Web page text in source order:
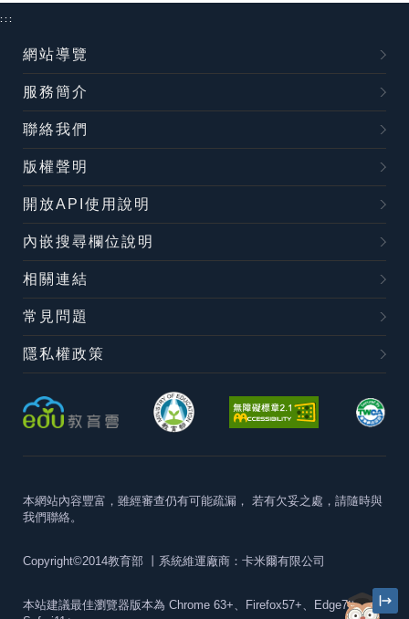
:::
網站導覽
服務簡介
聯絡我們
版權聲明
開放API使用說明
內嵌搜尋欄位說明
相關連結
常見問題
隱私權政策
本網站內容豐富，雖經審查仍有可能疏漏， 若有欠妥之處，請隨時與
我們聯絡。
Copyright©2014教育部 丨系統維運廠商：卡米爾有限公司
本站建議最佳瀏覽器版本為 Chrome 63+、Firefox57+、Edge79+及